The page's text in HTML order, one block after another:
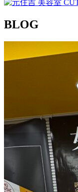
BLOG